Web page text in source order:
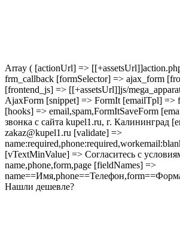
Array ( [actionUrl] =>
frm_callback [formSelector] => ajax_form
[frontend_js] => [[+assetsUrl]]js/
AjaxForm [snippet] => FormIt [emailTpl] =>
[hooks] => email,spam,FormItSaveForm
звонка с сайта kupel1.ru, г. Калининград
zakaz@kupel1.ru [validate] =>
[vTextMinValue] => Согласитесь с
name,phone,form,page [fieldNames] =>
Нашли дешевле?